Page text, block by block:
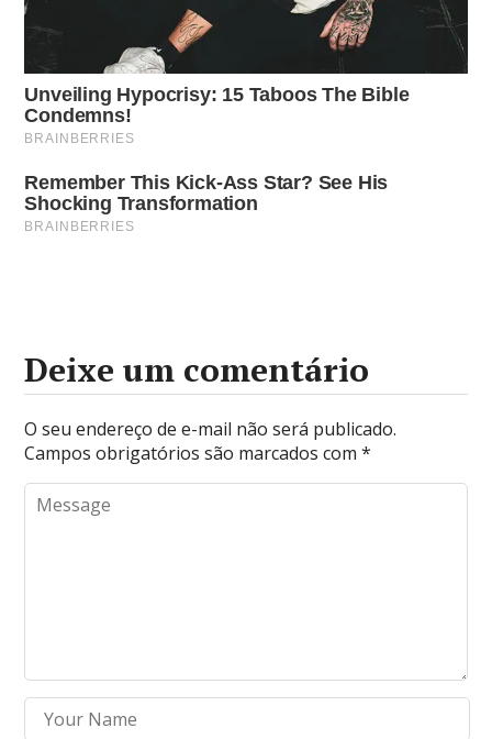
Deixe um comentário
O seu endereço de e-mail não será publicado.
Campos obrigatórios são marcados com*